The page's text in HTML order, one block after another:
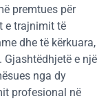
premtues për
e trajnimit të
dhe të kërkuara,
Gjashtëdhjetë e një
nga dy
profesional në